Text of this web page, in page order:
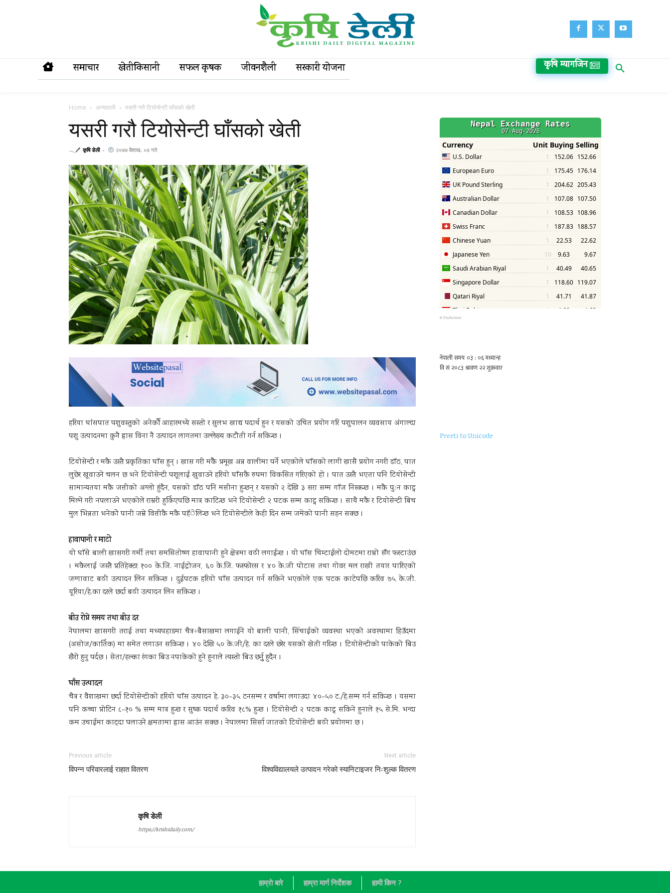
समाचार खेतीकिसानी सफल कृषक जीवनशैली सरकारी याेजना कृषि म्यागजिन
Home अन्यवाली यसरी गरौ टियोसेन्टी घाँसको खेती
यसरी गरौ टियोसेन्टी घाँसको खेती
𓂃🖊 कृषि डेली - २०७७ बैशाख, ०४ गते
हरिया घांंसपात पशुवस्तुको अनेर्कौ आहारमध्ये सस्तो र सुलभ खाद्य पदार्थ हुन र यसको उचित प्रयोग गरि पशुपालन व्यवसाय अंगाल्दा
पशु उत्पादनमा कुनै ह्रास विना नै उत्पादन लागतमा उल्लेख्य कटौती गर्न सकिन्छ ।
टियोसेन्टी र मकै उस्तै प्रकृतिका घाँस हुन् । खास गरी मकैे प्रमूख अन्न वालीमा पर्ने भएकोले घाँसको लागी खासै प्रयोग नगरी डाँठ, पात
लुछेर खूवाउने चलन छ भने टियोसेन्टी पशूलाई खुवाउने हरियो घाँसकै रुपमा विकसित गरिएको हो । पात उस्तै भएता पनि टियोसेन्टी
सामान्यतया मकै जत्तीको अग्लो हुंदैन, यसको डाँठ पनि मसीना हुन्छन् र यसको २ देखि ३ सरा सम्म गाँज निस्कन्छ । मकै पुःन काट्न
मिल्ने गरी नपलाउने भएकोले राम्ररी हुर्किएपछि मात्र काटिन्छ भने टियोसेन्टी २ पटक सम्म काट्न सकिन्छ । साथै मकै र टियोसेन्टी बिच
मुल भिन्नता भनेकोे पानी जम्ने वित्तीकै मकै पहँेलिन्छ भने टियोसेन्टीले केही दिन सम्म जमेको पानी सहन सक्छ ।
हावापानी र माटो
यो घाँसे बाली खासगरी गर्मी तथा समसितोष्ण हावापानी हुने क्षेत्रमा वढी लगाईन्छ । यो घाँस चिम्टाईलो दोमटमा राम्रो सँंग फस्टाउंछ
। मकैलाई जस्तै प्रतिहेक्टर १०० के.जि. नाईट्रोजन, ६० के.जि. फस्फोरस र ४० के.जी पोटास तथा गोवर मल राखी तयार पारिएको
जग्गावाट बढी उत्पादन लिन सकिन्छ । दुईपटक हरियो घाँस उत्पादन गर्न सकिने भएकोले एक पटक काटेपछि करिव ७५ के.जी.
यूरिया/हे.का दरले छर्दा बढी उत्पादन लिन सकिन्छ ।
बीउ रोप्ने समय तथा बीउ दर
नेपालमा खासगरी तराई तथा मध्यपहाडमा चैत्र÷बैसाखमा लगाईने यो बाली पानी, सिंचाईको व्यवस्था भएको अवस्थामा हिउँदमा
(असोज/कार्तिक) मा समेत लगाउन सकिन्छ । ४० देखि ५० के.जी/हे. का दरले छरेर यसको खेती गरिन्छ । टियोसेन्टीको पाकेको बिउ
खैरो हुनु पर्दछ । सेता/हल्का रंगका बिउ नपाकेको हुने हुनाले त्यस्तो बिउ छर्नुु हुदैन ।
घाँस उत्पादन
चैत्र र वैशाखमा छर्दा टियोसेन्टीको हरियो घाँस उत्पादन हे. ३०–३५ टनसम्म र वर्षामा लगाउदा ४०–५० ट./हे.सम्म गर्न सकिन्छ । यसमा
पनि कच्चा प्रोटिन ८–१० % सम्म मात्र हुन्छ र सुष्क पदार्थ करिव १८% हुन्छ । टियोसेन्टी २ पटक काट्न सकिने हुनाले १५ से.मि. भन्दा
कम उचाईमा काट्दा पलाउने क्षमतामा ह्रास आउंन सक्छ । नेपालमा सिर्सा जातको टियोसेन्टी बढी प्रयोगमा छ ।
Previous article
विपन्न परिवारलाई राहात वितरण
Next article
विश्वविद्यालयले उत्पादन गरेको स्यानिटाइजर निःशुल्क वितरण
कृषि डेली
https://krishidaily.com/
© Psolution
Preeti to Unicode
हाम्राे बारे हाम्रा मार्ग निर्देशक हामी किन ?